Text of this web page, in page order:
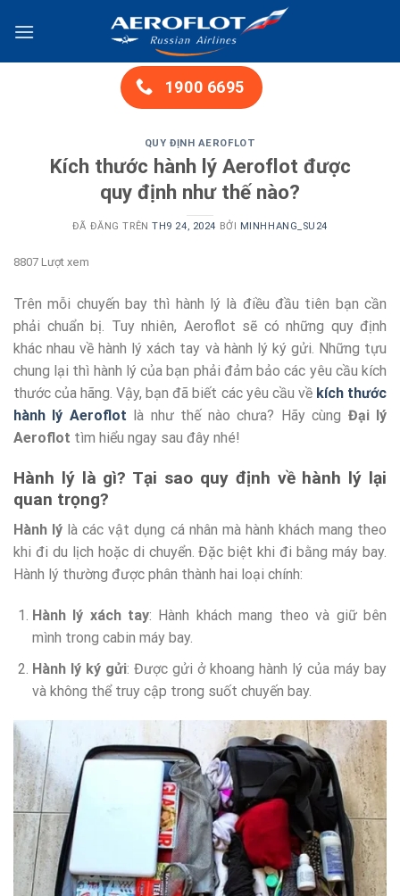
đến
1900 6695
QUY ĐỊNH AEROFLOT
Kích thước hành lý Aeroflot được
quy định như thế nào?
ĐÃ ĐĂNG TRÊNTH9 24, 2024 BỞI MINHHANG_SU24
8807 Lượt xem
Trên mỗi chuyến bay thì hành lý là điều đầu tiên bạn cần
phải chuẩn bị. Tuy nhiên, Aeroflot sẽ có những quy định
khác nhau về hành lý xách tay và hành lý ký gửi. Những tựu
chung lại thì hành lý của bạn phải đảm bảo các yêu cầu kích
thước của hãng. Vậy, bạn đã biết các yêu cầu về kích thước
hành lý Aeroflot là như thế nào chưa? Hãy cùng Đại lý
Aeroflot tìm hiểu ngay sau đây nhé!
Hành lý là gì? Tại sao quy định về hành lý lại
quan trọng?
Hành lý là các vật dụng cá nhân mà hành khách mang theo
khi đi du lịch hoặc di chuyển. Đặc biệt khi đi bằng máy bay.
Hành lý thường được phân thành hai loại chính:
Hành lý xách tay: Hành khách mang theo và giữ bên
mình trong cabin máy bay.
Hành lý ký gửi: Được gửi ở khoang hành lý của máy bay
và không thể truy cập trong suốt chuyến bay.